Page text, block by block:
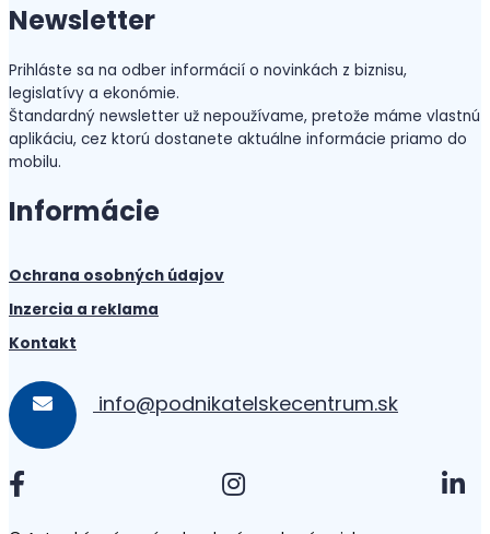
Newsletter
Prihláste sa na odber informácií o novinkách z biznisu,
legislatívy a ekonómie.
Štandardný newsletter už nepoužívame, pretože máme vlastnú
aplikáciu, cez ktorú dostanete aktuálne informácie priamo do
mobilu.
Informácie
Ochrana osobných údajov
Inzercia a reklama
Kontakt
info@podnikatelskecentrum.sk